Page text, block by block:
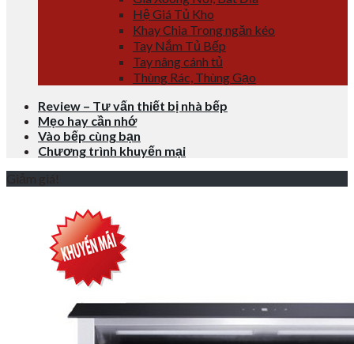
Hệ Giá Tủ Kho
Khay Chia Trong ngăn kéo
Tay Nắm Tủ Bếp
Tay nâng cánh tủ
Thùng Rác, Thùng Gạo
Review – Tư vấn thiết bị nhà bếp
Mẹo hay cần nhớ
Vào bếp cùng bạn
Chương trình khuyến mại